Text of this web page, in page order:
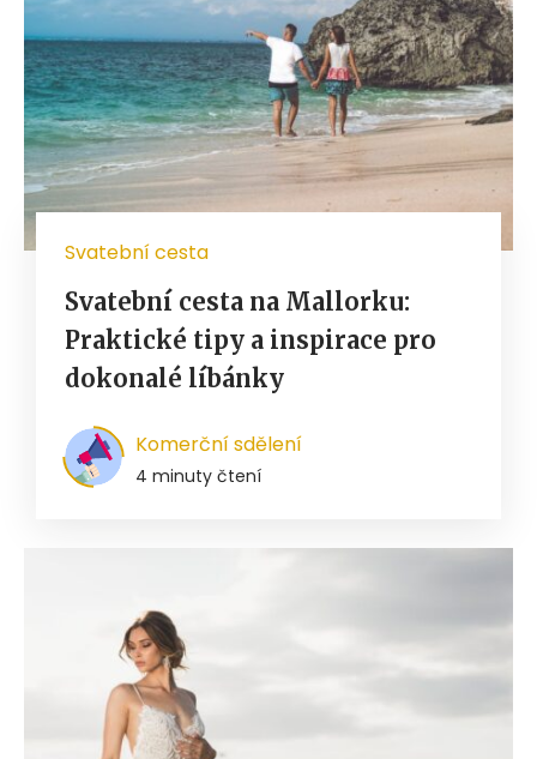
Svatební cesta
Svatební cesta na Mallorku:
Praktické tipy a inspirace pro
dokonalé líbánky
Komerční sdělení
4 minuty čtení